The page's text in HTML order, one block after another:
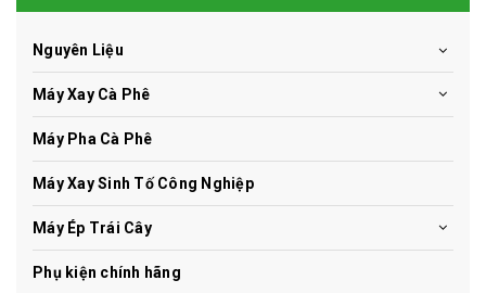
Nguyên Liệu
Máy Xay Cà Phê
Máy Pha Cà Phê
Máy Xay Sinh Tố Công Nghiệp
Máy Ép Trái Cây
Phụ kiện chính hãng